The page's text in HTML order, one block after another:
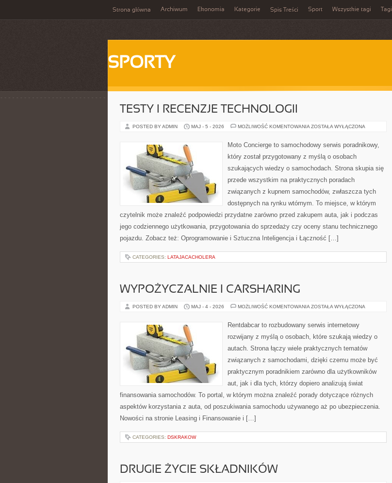
Strona główna Archiwum Ekonomia Kategorie Spis Treści Sport Wszystkie tagi Tagi
SPORTY
TESTY I RECENZJE TECHNOLOGII
POSTED BY ADMIN MAJ - 5 - 2026 MOŻLIWOŚĆ KOMENTOWANIA TESTY
TECHNOLOGII
ZOSTAŁA WYŁĄCZONA
Moto Concierge to samochodowy serwis poradnikowy,
który został przygotowany z myślą o osobach
szukających wiedzy o samochodach. Strona skupia się
przede wszystkim na praktycznych poradach
związanych z kupnem samochodów, zwłaszcza tych
dostępnych na rynku wtórnym. To miejsce, w którym
czytelnik może znaleźć podpowiedzi przydatne zarówno przed zakupem auta, jak i podczas
jego codziennego użytkowania, przygotowania do sprzedaży czy oceny stanu technicznego
pojazdu. Zobacz też: Oprogramowanie i Sztuczna Inteligencja i Łączność […]
CATEGORIES: LATAJACACHOLERA
WYPOŻYCZALNIE I CARSHARING
POSTED BY ADMIN MAJ - 4 - 2026 MOŻLIWOŚĆ KOMENTOWANIA WYPOŻYCZALNIE
ZOSTAŁA WYŁĄCZONA
Rentdabcar to rozbudowany serwis internetowy
rozwijany z myślą o osobach, które szukają wiedzy o
autach. Strona łączy wiele praktycznych tematów
związanych z samochodami, dzięki czemu może być
praktycznym poradnikiem zarówno dla użytkowników
aut, jak i dla tych, którzy dopiero analizują świat
finansowania samochodów. To portal, w którym można znaleźć porady dotyczące różnych
aspektów korzystania z auta, od poszukiwania samochodu używanego aż po ubezpieczenia.
Nowości na stronie Leasing i Finansowanie i […]
CATEGORIES: DSKRAKOW
DRUGIE ŻYCIE SKŁADNIKÓW